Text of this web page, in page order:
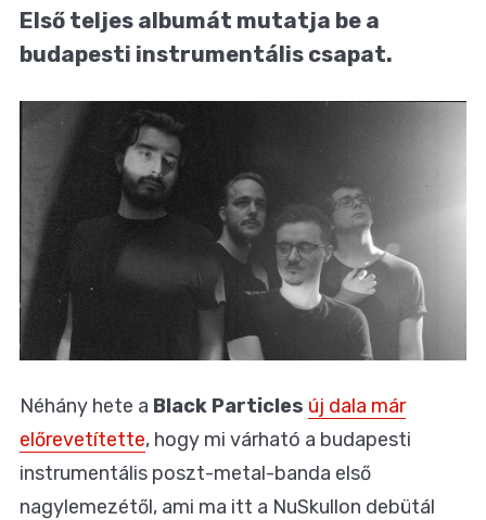
BLOG
Első teljes albumát mutatja be a
budapesti instrumentális csapat.
Néhány hete a Black Particles új dala már
előrevetítette, hogy mi várható a budapesti
instrumentális poszt-metal-banda első
nagylemezétől, ami ma itt a NuSkullon debütál